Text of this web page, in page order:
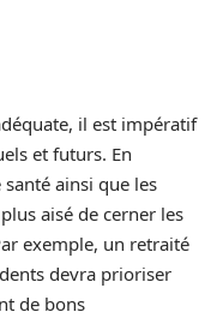
il est impératif
et futurs. En
ainsi que les
aisé de cerner les
exemple, un retraité
devra prioriser
de bons